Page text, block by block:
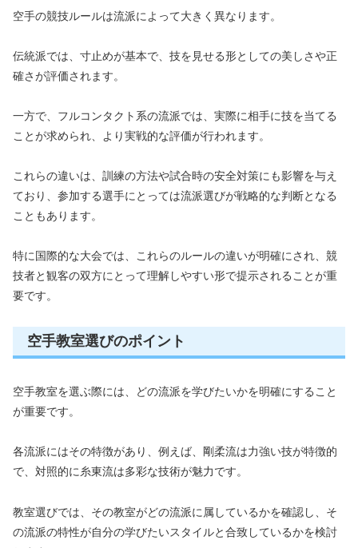
空手の競技ルールは流派によって大きく異なります。
伝統派では、寸止めが基本で、技を見せる形としての美しさや正
確さが評価されます。
一方で、フルコンタクト系の流派では、実際に相手に技を当てる
ことが求められ、より実戦的な評価が行われます。
これらの違いは、訓練の方法や試合時の安全対策にも影響を与え
ており、参加する選手にとっては流派選びが戦略的な判断となる
こともあります。
特に国際的な大会では、これらのルールの違いが明確にされ、競
技者と観客の双方にとって理解しやすい形で提示されることが重
要です。
空手教室選びのポイント
空手教室を選ぶ際には、どの流派を学びたいかを明確にすること
が重要です。
各流派にはその特徴があり、例えば、剛柔流は力強い技が特徴的
で、対照的に糸東流は多彩な技術が魅力です。
教室選びでは、その教室がどの流派に属しているかを確認し、そ
の流派の特性が自分の学びたいスタイルと合致しているかを検討